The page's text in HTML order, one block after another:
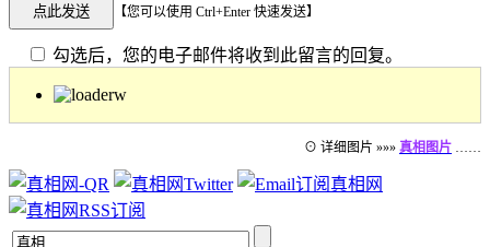
【您可以使用 Ctrl+Enter 快速发送】
勾选后，您的电子邮件将收到此留言的回复。
⊙ 详细图片 »»» 真相图片 ……